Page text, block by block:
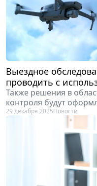
Выездное
проводить с
Также решения в
контроля будут
29 декабря 2025Новости